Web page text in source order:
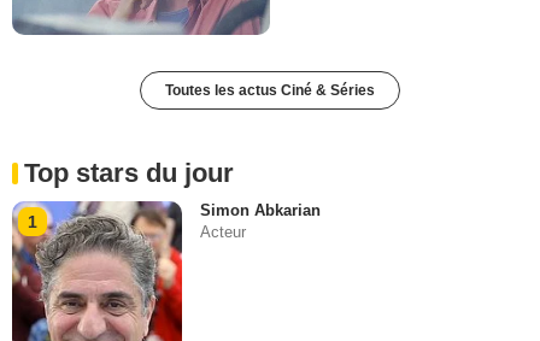
Toutes les actus Ciné & Séries
Top stars du jour
1
Simon Abkarian
Acteur